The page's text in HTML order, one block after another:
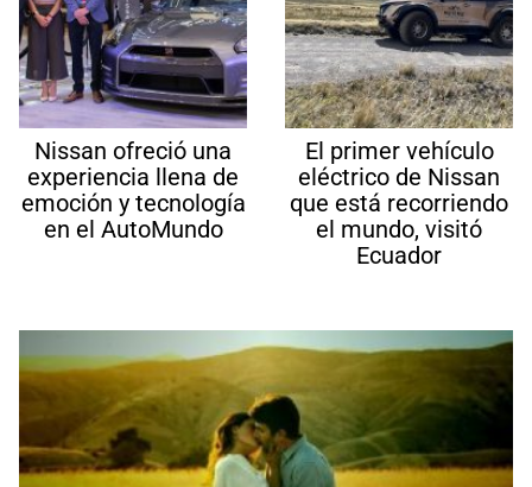
Nissan ofreció una
experiencia llena de
emoción y tecnología
en el AutoMundo
El primer vehículo
eléctrico de Nissan
que está recorriendo
el mundo, visitó
Ecuador